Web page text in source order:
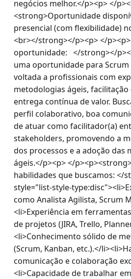
negócios melhor.</p><p> </
<strong>Oportunidade
presencial (com flexibilidade)
<br></strong></p><p> </
oportunidade:   </strong></
uma oportunidade para Scrum
voltada a profissionais com
metodologias ágeis, facilitação
entrega contínua de valor.
perfil colaborativo, boa
de atuar como facilitador(a)
stakeholders, promovendo a
dos processos e a adoção das
ágeis.</p><p> </
habilidades que buscamos: </
style="list-style-
como Analista Agilista, Scrum
<li>Experiência em
de projetos (JIRA, Trello,
<li>Conhecimento sólido de
(Scrum, Kanban, etc.).</
comunicação e colaboração
<li>Capacidade de trabalhar